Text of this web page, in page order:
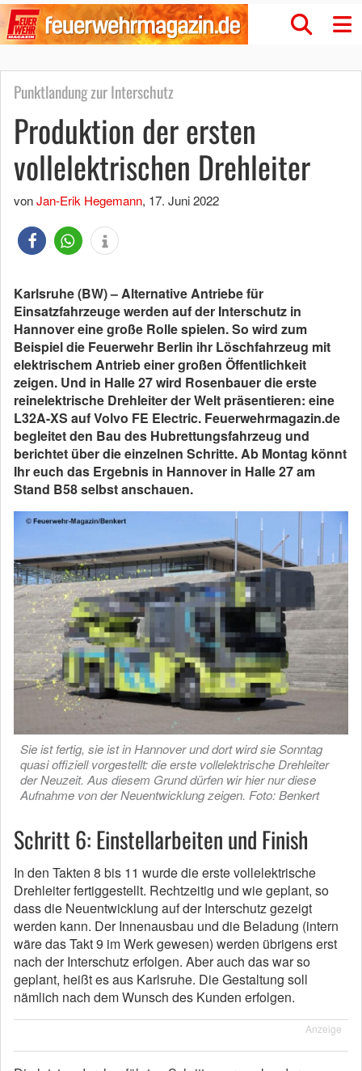
Punktlandung zur Interschutz
Produktion der ersten
vollelektrischen Drehleiter
vonJan-Erik Hegemann, 17. Juni 2022
Karlsruhe (BW) – Alternative Antriebe für
Einsatzfahrzeuge werden auf der Interschutz in
Hannover eine große Rolle spielen. So wird zum
Beispiel die Feuerwehr Berlin ihr Löschfahrzeug mit
elektrischem Antrieb einer großen Öffentlichkeit
zeigen. Und in Halle 27 wird Rosenbauer die erste
reinelektrische Drehleiter der Welt präsentieren: eine
L32A-XS auf Volvo FE Electric. Feuerwehrmagazin.de
begleitet den Bau des Hubrettungsfahrzeug und
berichtet über die einzelnen Schritte. Ab Montag könnt
Ihr euch das Ergebnis in Hannover in Halle 27 am
Stand B58 selbst anschauen.
Sie ist fertig, sie ist in Hannover und dort wird sie Sonntag
quasi offiziell vorgestellt: die erste vollelektrische Drehleiter
der Neuzeit. Aus diesem Grund dürfen wir hier nur diese
Aufnahme von der Neuentwicklung zeigen. Foto: Benkert
Schritt 6: Einstellarbeiten und Finish
In den Takten 8 bis 11 wurde die erste vollelektrische
Drehleiter fertiggestellt. Rechtzeitig und wie geplant, so
dass die Neuentwicklung auf der Interschutz gezeigt
werden kann. Der Innenausbau und die Beladung (intern
wäre das Takt 9 im Werk gewesen) werden übrigens erst
nach der Interschutz erfolgen. Aber auch das war so
geplant, heißt es aus Karlsruhe. Die Gestaltung soll
nämlich nach dem Wunsch des Kunden erfolgen.
Anzeige